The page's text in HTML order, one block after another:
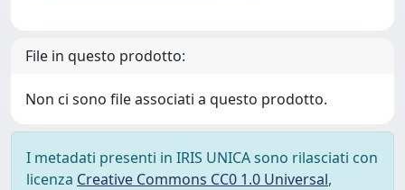
File in questo prodotto:
Non ci sono file associati a questo prodotto.
I metadati presenti in IRIS UNICA sono rilasciati con
licenza Creative Commons CC0 1.0 Universal,